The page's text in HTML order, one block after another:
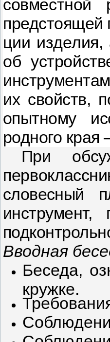
предстоящей
ции изделия,
об
инструмен­
их свойств,
опытному
родного края
При
первоклас­
словесный
инструмент,
Вводная
Беседа,
кружке.